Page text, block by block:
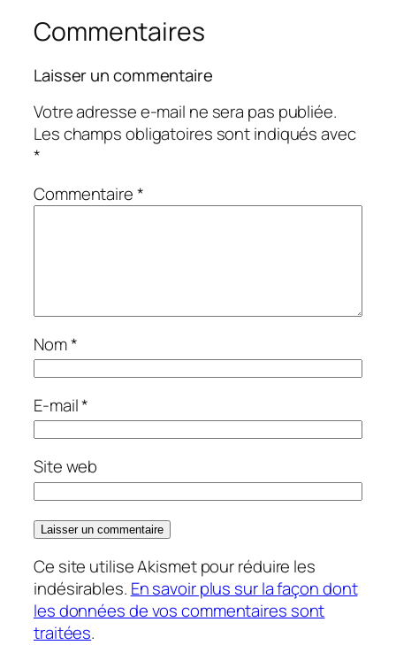
Commentaires
Laisser un commentaire
Votre adresse e-mail ne sera pas publiée.
Les champs obligatoires sont indiqués avec
*
Commentaire*
Nom*
E-mail*
Site web
Ce site utilise Akismet pour réduire les
indésirables. En savoir plus sur la façon dont
les données de vos commentaires sont
traitées.